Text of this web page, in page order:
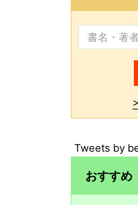
Tweets by
おすすめ